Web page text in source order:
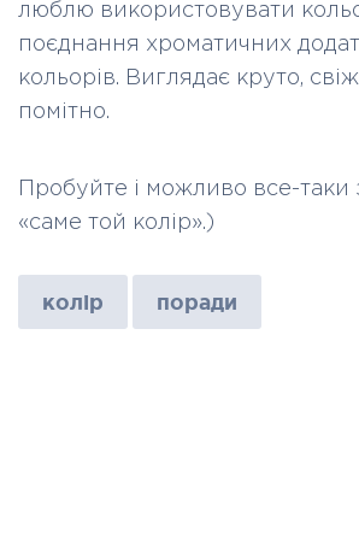
люблю використовувати
поєднання хроматичних
кольорів. Виглядає круто,
помітно.
Пробуйте і можливо все-таки
«саме той колір».)
колір поради